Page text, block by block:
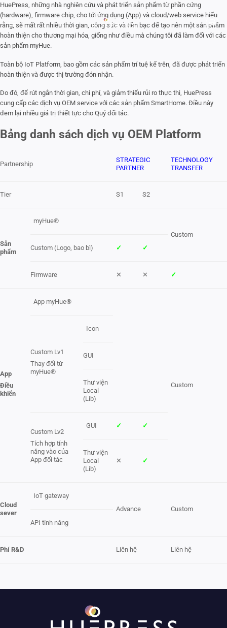
Skip
to
content
HuePress, những nhà nghiên cứu và phát triển sản phẩm từ phần cứng
(hardware), firmware chip, cho tới ứng dụng (App) và cloud/web service hiểu
rằng, sẽ mất rất nhiều thời gian, công sức và tiền bạc để tạo nên một sản phẩm
hoàn thiện cho thương mại hóa, giống như điều mà chúng tôi đã làm đối với các
sản phẩm myHue.
Toàn bộ IoT Platform, bao gồm các sản phẩm trí tuệ kể trên, đã được phát triển
hoàn thiện và được thị trường đón nhận.
Do đó, để rút ngắn thời gian, chi phí, và giảm thiểu rủi ro thực thi, HuePress
cung cấp các dịch vụ OEM service với các sản phẩm SmartHome. Điều này
đem lại nhiều giá trị thiết tực cho Quý đối tác.
Bảng danh sách dịch vụ OEM Platform
Partnership
STRATEGIC
PARTNER
TECHNOLOGY
TRANSFER
Tier S1 S2
Sản
phẩm
myHue®
Custom
Custom (Logo, bao bì)
✓ ✓
Firmware ✕ ✕ ✓
App
Điều
khiển
App myHue®
Custom
Custom Lv1
Thay đổi từ
myHue®
Icon
GUI
Thư viện
Local
(Lib)
Custom Lv2
Tích hợp tính
năng vào của
App đối tác
GUI ✓ ✓
Thư viện
Local
(Lib)
✕ ✓
Cloud
sever
IoT gateway
Advance
Custom
API tính năng
Phí R&D Liên hệ Liên hệ